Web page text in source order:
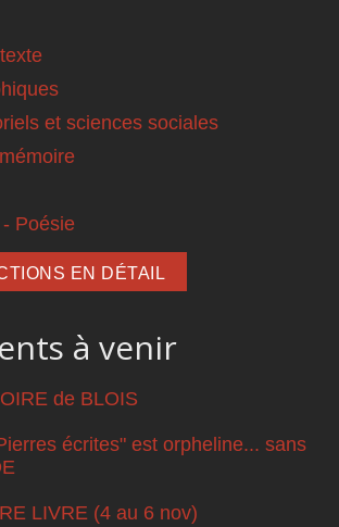
et sciences sociales
Poésie
EN DÉTAIL
à venir
de BLOIS
écrites" est orpheline... sans
LIVRE (4 au 6 nov)